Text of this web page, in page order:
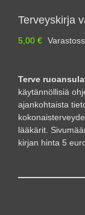
Terveyskirja
5,00 €
Terve
käytännöllisiä
ajankohtaista
lääkärit.
kirjan hinta 5